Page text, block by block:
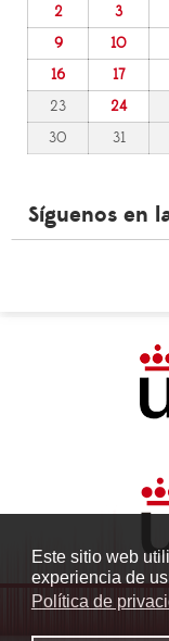
Este sitio web
experiencia de
Política de
2
3
9
10
16
17
23
24
30
31
Síguenos en